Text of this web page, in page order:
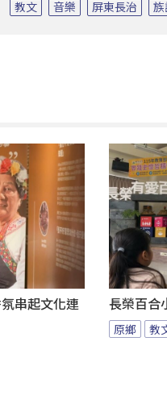
教文 音樂 屏東長治 族
串起文化連
長榮百合
原鄉 教